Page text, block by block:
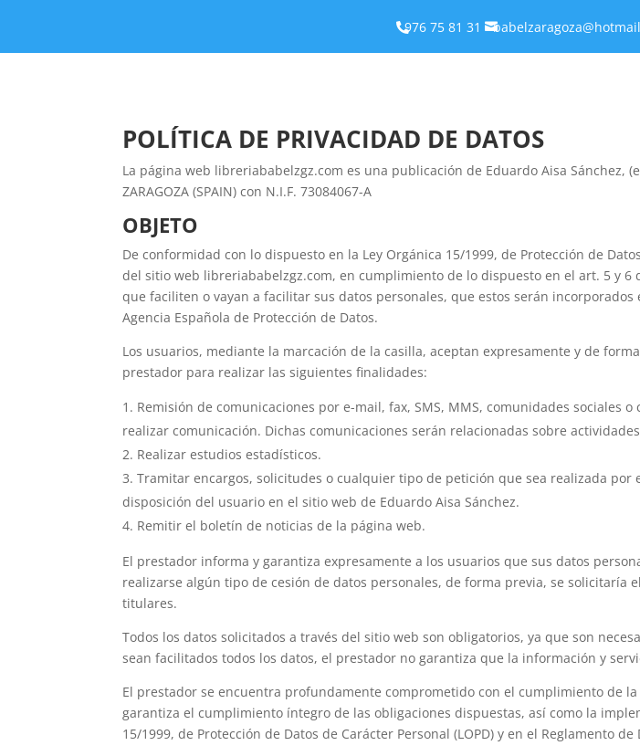
976 75 81 31 
POLÍTICA DE PRIVACIDAD DE DATOS
La página web libreriababelzgz.com es una publicación de Eduardo Aisa Sánchez,
ZARAGOZA (SPAIN) con N.I.F. 73084067-A
OBJETO
De conformidad con lo dispuesto en la Ley Orgánica 15/1999, de Protección de
del sitio web libreriababelzgz.com, en cumplimiento de lo dispuesto en el art. 5 y
que faciliten o vayan a facilitar sus datos personales, que estos serán
Agencia Española de Protección de Datos.
Los usuarios, mediante la marcación de la casilla, aceptan expresamente y de
prestador para realizar las siguientes finalidades:
Remisión de comunicaciones por e-mail, fax, SMS, MMS, comunidades
realizar comunicación. Dichas comunicaciones serán relacionadas sobre
Realizar estudios estadísticos.
Tramitar encargos, solicitudes o cualquier tipo de petición que sea realizada
disposición del usuario en el sitio web de Eduardo Aisa Sánchez.
Remitir el boletín de noticias de la página web.
El prestador informa y garantiza expresamente a los usuarios que sus datos
realizarse algún tipo de cesión de datos personales, de forma previa, se
titulares.
Todos los datos solicitados a través del sitio web son obligatorios, ya que son
sean facilitados todos los datos, el prestador no garantiza que la información y
El prestador se encuentra profundamente comprometido con el cumplimiento de
garantiza el cumplimiento íntegro de las obligaciones dispuestas, así como la
15/1999, de Protección de Datos de Carácter Personal (LOPD) y en el Reglamento de